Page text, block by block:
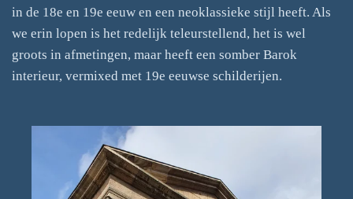
in de 18e en 19e eeuw en een neoklassieke stijl heeft. Als
we erin lopen is het redelijk teleurstellend, het is wel
groots in afmetingen, maar heeft een somber Barok
interieur, vermixed met 19e eeuwse schilderijen.